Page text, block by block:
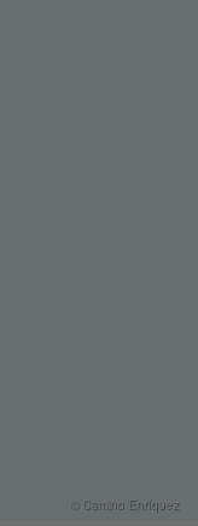
© Camino Enríquez